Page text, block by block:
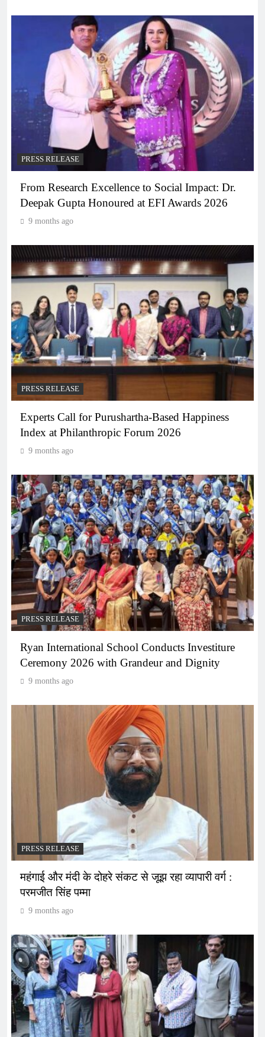
PRESS RELEASE
From Research Excellence to Social Impact: Dr.
Deepak Gupta Honoured at EFI Awards 2026
9 months ago
PRESS RELEASE
Experts Call for Purushartha-Based Happiness
Index at Philanthropic Forum 2026
9 months ago
PRESS RELEASE
Ryan International School Conducts Investiture
Ceremony 2026 with Grandeur and Dignity
9 months ago
PRESS RELEASE
महंगाई और मंदी के दोहरे संकट से जूझ रहा व्यापारी वर्ग :
परमजीत सिंह पम्मा
9 months ago